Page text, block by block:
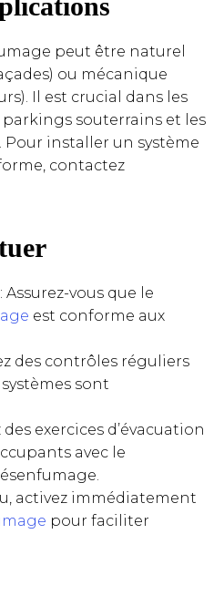
peut être naturel
ou mécanique
Il est crucial dans les
souterrains et les
Pour installer un système
contactez
: Assurez-vous que le
est conforme aux
des contrôles réguliers
sont
exercices d’évacuation
avec le
activez immédiatement
pour faciliter